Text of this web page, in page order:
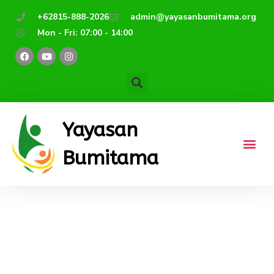
+62815-888-2026
admin@yayasanbumitama.org
Mon - Fri: 07:00 - 14:00
F
a
c
o
k
Y
o
u
e
I
n
s
r
m
Yayasan
Bumitama